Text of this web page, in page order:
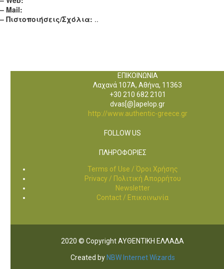
– Mail:
– Πιστοποιήσεις/Σχόλια: ..
ΕΠΙΚΟΙΝΩΝΙΑ
Λαχανά 107Α, Αθήνα, 11363
+30 210 682 2101
dvas[@]apelop.gr
http://www.authentic-greece.gr
FOLLOW US
ΠΛΗΡΟΦΟΡΙΕΣ
Terms of Use / Όροι Χρήσης
Privacy / Πολιτική Απορρήτου
Newsletter
Contact / Επικοινωνία
2020 © Copyright ΑΥΘΕΝΤΙΚΗ ΕΛΛΑΔΑ
Created by NBW Internet Wizards